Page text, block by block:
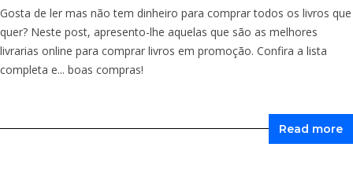
Gosta de ler mas não tem dinheiro para comprar todos os livros que
quer? Neste post, apresento-lhe aquelas que são as melhores
livrarias online para comprar livros em promoção. Confira a lista
completa e... boas compras!
Read more